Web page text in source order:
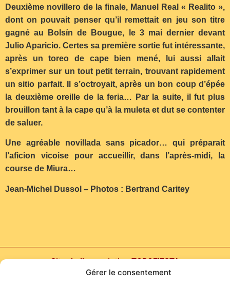
Gérer le consentement
Deuxième novillero de la finale, Manuel Real « Realito »,
dont on pouvait penser qu’il remettait en jeu son titre
gagné au Bolsín de Bougue, le 3 mai dernier devant
Julio Aparicio. Certes sa première sortie fut intéressante,
après un toreo de cape bien mené, lui aussi allait
s’exprimer sur un tout petit terrain, trouvant rapidement
un sitio parfait. Il s’octroyait, après un bon coup d’épée
la deuxième oreille de la feria… Par la suite, il fut plus
brouillon tant à la cape qu’à la muleta et dut se contenter
de saluer.
Une agréable novillada sans picador… qui préparait
l’aficion vicoise pour accueillir, dans l’après-midi, la
course de Miura…
Jean-Michel Dussol – Photos : Bertrand Caritey
Site de l'association TOROFIESTA